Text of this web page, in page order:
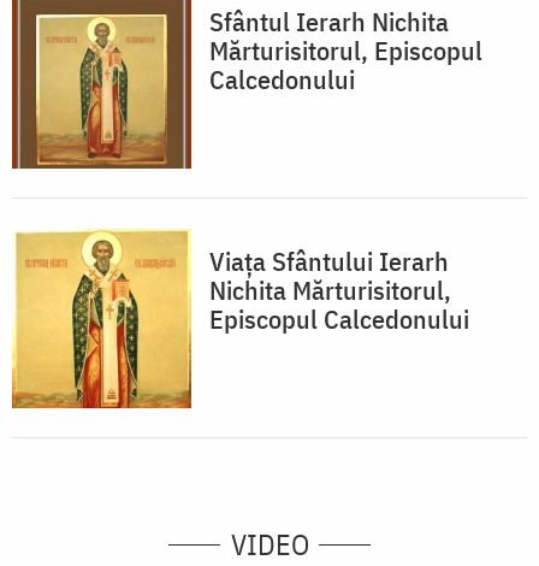
Sfântul Ierarh Nichita
Mărturisitorul, Episcopul
Calcedonului
Viața Sfântului Ierarh
Nichita Mărturisitorul,
Episcopul Calcedonului
VIDEO